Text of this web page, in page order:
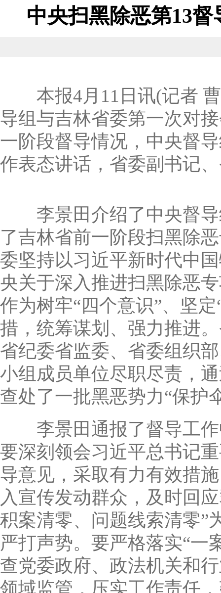
中央扫黑除恶第13
本报4月11日讯(记者 曹
导组与吉林省委第一次对
一阶段督导情况，中央督
作表态讲话，省委副书记
李景田介绍了中央督导
了吉林省前一阶段扫黑除
委坚持以习近平新时代中
央关于深入推进扫黑除恶
作为树牢“四个意识”、坚
措，统筹谋划、强力推进
省纪委省监委、省委组织
小组成员单位尽职尽责，
查处了一批黑恶势力“保护
李景田通报了督导工作
要深刻领会习近平总书记
导意见，采取有力有效措
入宣传发动群众，及时回
积案清零、问题线索清零”
严打声势。要严格落实“一
查党委政府、政法机关和
领域监管，压实工作责任